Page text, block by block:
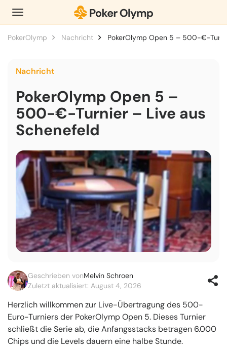
PokerOlymp Nachricht PokerOlymp Open 5 – 500-€-
Nachricht
PokerOlymp Open 5 –
500-€-Turnier – Live aus
Schenefeld
Geschrieben vonMelvin Schroen
Zuletzt aktualisiert: August 4, 2026
Herzlich willkommen zur Live-Übertragung des 500-
Euro-Turniers der PokerOlymp Open 5. Dieses Turnier
schließt die Serie ab, die Anfangsstacks betragen 6.000
Chips und die Levels dauern eine halbe Stunde.